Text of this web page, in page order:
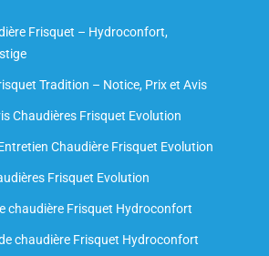
Frisquet – Hydroconfort,
Tradition – Notice, Prix et Avis
Chaudières Frisquet Evolution
Chaudière Frisquet Evolution​
Frisquet Evolution
chaudière Frisquet Hydroconfort
chaudière Frisquet Hydroconfort